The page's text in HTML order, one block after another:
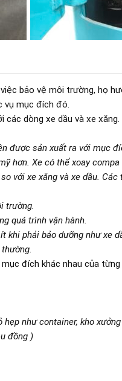
bảo vệ môi trường, họ
vụ mục đích đó.
dòng xe dầu và xe
được sản xuất ra với mục
hơn. Xe có thể xoay
với xe xăng và xe dầu.
trường.
quá trình vận hành.
phải bảo dưỡng như xe
đích khác nhau của từng
như container, kho xưởng
đồng )